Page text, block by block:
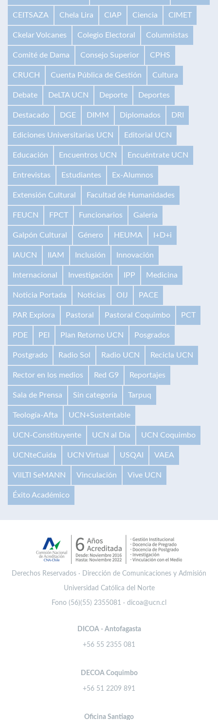
CEITSAZA Chela Lira CIAP Ciencia CIMET
Ckelar Volcanes Colegio Electoral Columnistas
Comité de Dama Consejo Superior CPHS
CRUCH Cuenta Pública de Gestión Cultura
Debate DeLTA UCN Deporte Deportes
Destacado DGE DIMM Diplomados DRI
Ediciones Universitarias UCN Editorial UCN
Educación Encuentros UCN Encuéntrate UCN
Entrevistas Estudiantes Ex-Alumnos
Extensión Cultural Facultad de Humanidades
FEUCN FPCT Funcionarios Galería
Galpón Cultural Género HEUMA I+D+i
IAUCN IIAM Inclusión Innovación
Internacional Investigación IPP Medicina
Noticia Portada Noticias OIJ PACE
PAR Explora Pastoral Pastoral Coquimbo PCT
PDE PEI Plan Retorno UCN Posgrados
Postgrado Radio Sol Radio UCN Recicla UCN
Rector en los medios Red G9 Reportajes
Sala de Prensa Sin categoría Tarpuq
Teología-Afta UCN+Sustentable
UCN-Constituyente UCN al Día UCN Coquimbo
UCNteCuida UCN Virtual USQAI VAEA
VilLTI SeMANN Vinculación Vive UCN
Éxito Académico
Derechos Reservados · Dirección de Comunicaciones y Admisión
Universidad Católica del Norte
Fono (56)(55) 2355081 · dicoa@ucn.cl
DICOA - Antofagasta
+56 55 2355 081
DECOA Coquimbo
+56 51 2209 891
Oficina Santiago